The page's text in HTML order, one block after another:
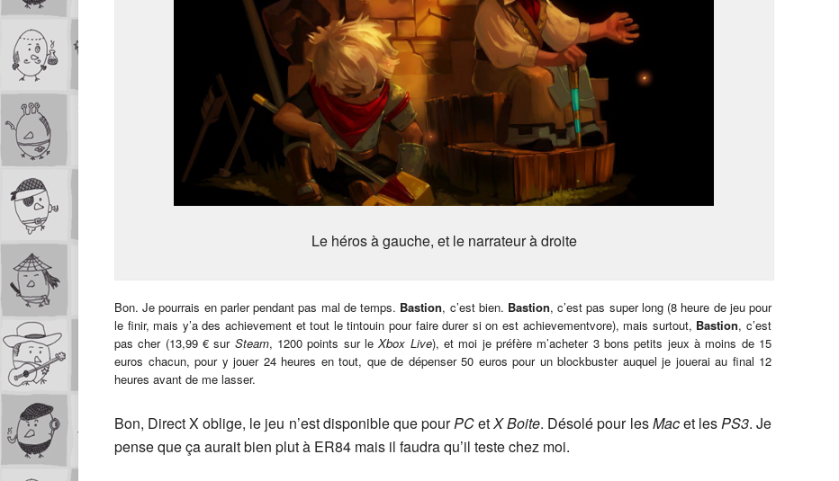
Le héros à gauche, et le narrateur à droite
Bon. Je pourrais en parler pendant pas mal de temps. Bastion, c’est bien. Bastion, c’est pas super long (8 heure de jeu pour
le finir, mais y’a des achievement et tout le tintouin pour faire durer si on est achievementvore), mais surtout, Bastion, c’est
pas cher (13,99 € sur Steam, 1200 points sur leXbox Live), et moi je préfère m’acheter 3 bons petits jeux à moins de 15
euros chacun, pour y jouer 24 heures en tout, que de dépenser 50 euros pour un blockbuster auquel je jouerai au final 12
heures avant de me lasser.
Bon, Direct X oblige, le jeu n’est disponible que pourPCetX Boite. Désolé pour lesMacet les PS3. Je
pense que ça aurait bien plut à ER84 mais il faudra qu’il teste chez moi.